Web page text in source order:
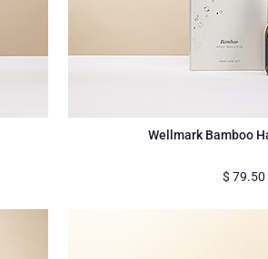
Wellmark Bamboo
$ 79.50